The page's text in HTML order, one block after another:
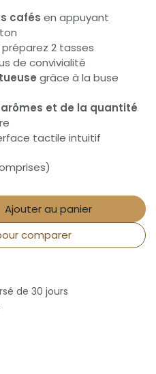
cafés en appuyant
2 tasses
de convivialité
grâce à la buse
et de la quantité
tactile intuitif
Ajouter au panier
comparer
de 30 jours